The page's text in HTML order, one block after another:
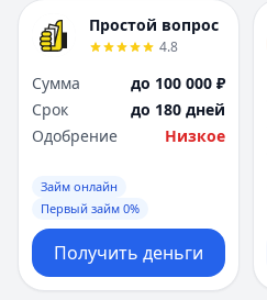
Простой вопрос
4.8
Сумма
до 100 000 ₽
Срок
до 180 дней
Одобрение
Низкое
Займ онлайн
Первый займ 0%
Получить деньги